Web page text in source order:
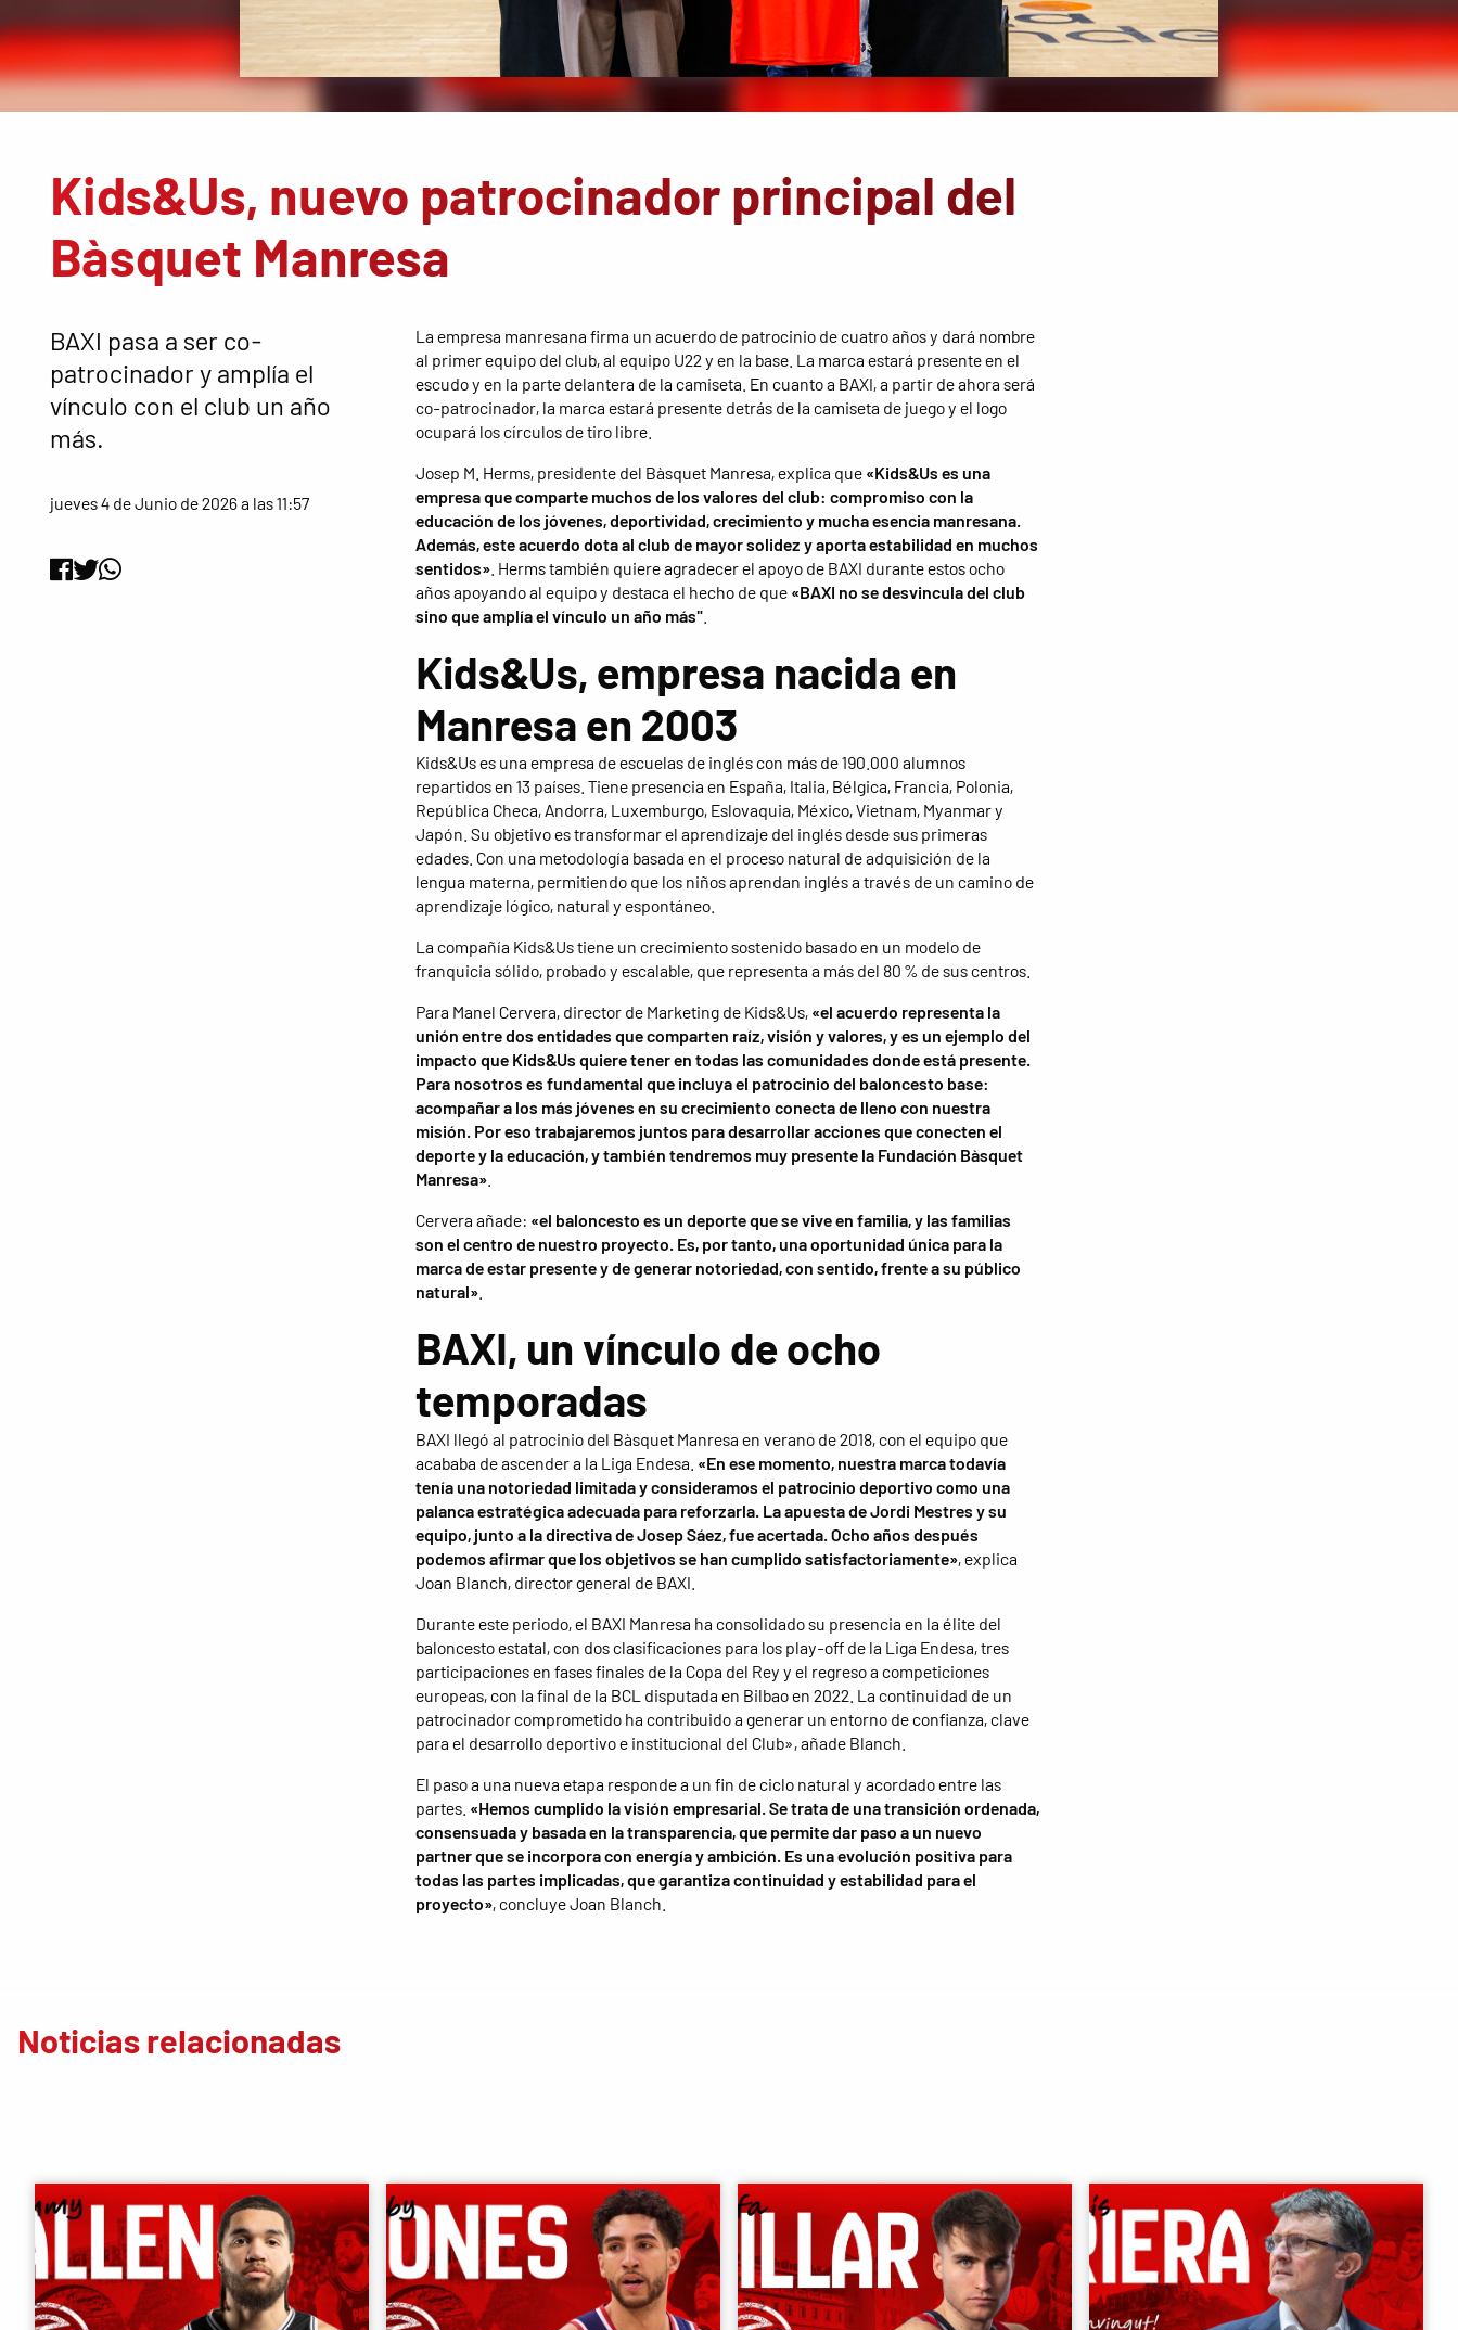
Kids&Us, nuevo patrocinador principal del
Bàsquet Manresa
BAXI pasa a ser co-
patrocinador y amplía el
vínculo con el club un año
más.
jueves 4 de Junio de 2026 a las 11:57
La empresa manresana firma un acuerdo de patrocinio de cuatro años y dará nombre
al primer equipo del club, al equipo U22 y en la base. La marca estará presente en el
escudo y en la parte delantera de la camiseta. En cuanto a BAXI, a partir de ahora será
co-patrocinador, la marca estará presente detrás de la camiseta de juego y el logo
ocupará los círculos de tiro libre.
Josep M. Herms, presidente del Bàsquet Manresa, explica que «Kids&Us es una
empresa que comparte muchos de los valores del club: compromiso con la
educación de los jóvenes, deportividad, crecimiento y mucha esencia manresana.
Además, este acuerdo dota al club de mayor solidez y aporta estabilidad en muchos
sentidos». Herms también quiere agradecer el apoyo de BAXI durante estos ocho
años apoyando al equipo y destaca el hecho de que «BAXI no se desvincula del club
sino que amplía el vínculo un año más".
Kids&Us, empresa nacida en
Manresa en 2003
Kids&Us es una empresa de escuelas de inglés con más de 190.000 alumnos
repartidos en 13 países. Tiene presencia en España, Italia, Bélgica, Francia, Polonia,
República Checa, Andorra, Luxemburgo, Eslovaquia, México, Vietnam, Myanmar y
Japón. Su objetivo es transformar el aprendizaje del inglés desde sus primeras
edades. Con una metodología basada en el proceso natural de adquisición de la
lengua materna, permitiendo que los niños aprendan inglés a través de un camino de
aprendizaje lógico, natural y espontáneo.
La compañía Kids&Us tiene un crecimiento sostenido basado en un modelo de
franquicia sólido, probado y escalable, que representa a más del 80 % de sus centros.
Para Manel Cervera, director de Marketing de Kids&Us, «el acuerdo representa la
unión entre dos entidades que comparten raíz, visión y valores, y es un ejemplo del
impacto que Kids&Us quiere tener en todas las comunidades donde está presente.
Para nosotros es fundamental que incluya el patrocinio del baloncesto base:
acompañar a los más jóvenes en su crecimiento conecta de lleno con nuestra
misión. Por eso trabajaremos juntos para desarrollar acciones que conecten el
deporte y la educación, y también tendremos muy presente la Fundación Bàsquet
Manresa».
Cervera añade: «el baloncesto es un deporte que se vive en familia, y las familias
son el centro de nuestro proyecto. Es, por tanto, una oportunidad única para la
marca de estar presente y de generar notoriedad, con sentido, frente a su público
natural».
BAXI, un vínculo de ocho
temporadas
BAXI llegó al patrocinio del Bàsquet Manresa en verano de 2018, con el equipo que
acababa de ascender a la Liga Endesa. «En ese momento, nuestra marca todavía
tenía una notoriedad limitada y consideramos el patrocinio deportivo como una
palanca estratégica adecuada para reforzarla. La apuesta de Jordi Mestres y su
equipo, junto a la directiva de Josep Sáez, fue acertada. Ocho años después
podemos afirmar que los objetivos se han cumplido satisfactoriamente», explica
Joan Blanch, director general de BAXI.
Durante este periodo, el BAXI Manresa ha consolidado su presencia en la élite del
baloncesto estatal, con dos clasificaciones para los play-off de la Liga Endesa, tres
participaciones en fases finales de la Copa del Rey y el regreso a competiciones
europeas, con la final de la BCL disputada en Bilbao en 2022. La continuidad de un
patrocinador comprometido ha contribuido a generar un entorno de confianza, clave
para el desarrollo deportivo e institucional del Club», añade Blanch.
El paso a una nueva etapa responde a un fin de ciclo natural y acordado entre las
partes. «Hemos cumplido la visión empresarial. Se trata de una transición ordenada,
consensuada y basada en la transparencia, que permite dar paso a un nuevo
partner que se incorpora con energía y ambición. Es una evolución positiva para
todas las partes implicadas, que garantiza continuidad y estabilidad para el
proyecto», concluye Joan Blanch.
Noticias relacionadas